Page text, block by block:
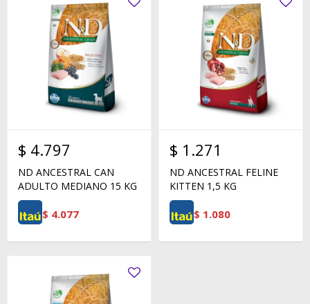
$ 4.797
ND ANCESTRAL CAN
ADULTO MEDIANO 15 KG
$ 4.077
$ 1.271
ND ANCESTRAL FELINE
KITTEN 1,5 KG
$ 1.080